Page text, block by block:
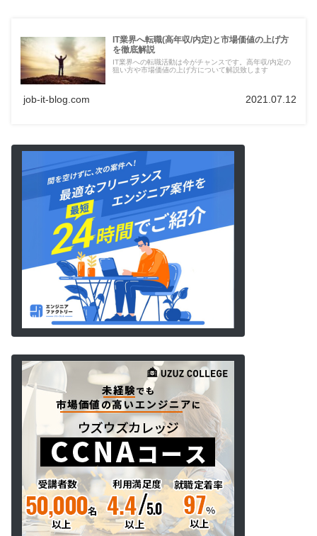
IT業界へ転職(高年収/内定)と市場価値の上げ方
を徹底解説
IT業界への転職活動は今がチャンスです。高年収/内定の
狙い方や市場価値の上げ方について解説致します
job-it-blog.com 2021.07.12